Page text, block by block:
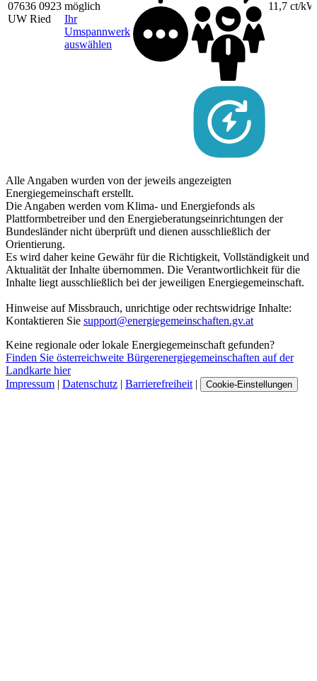
07636 0923
UW Ried
möglich
Ihr
Umspannwerk
auswählen
11,7 ct/
Alle Angaben wurden von der jeweils angezeigten
Energiegemeinschaft erstellt.
Die Angaben werden vom Klima- und Energiefonds als
Plattformbetreiber und den Energieberatungseinrichtungen der
Bundesländer nicht überprüft und dienen ausschließlich der
Orientierung.
Es wird daher keine Gewähr für die Richtigkeit, Vollständigkeit und
Aktualität der Inhalte übernommen. Die Verantwortlichkeit für die
Inhalte liegt ausschließlich bei der jeweiligen Energiegemeinschaft.
Hinweise auf Missbrauch, unrichtige oder rechtswidrige Inhalte:
Kontaktieren Sie support@energiegemeinschaften.gv.at
Keine regionale oder lokale Energiegemeinschaft gefunden?
Finden Sie österreichweite Bürgerenergiegemeinschaften auf der
Landkarte hier
Impressum | Datenschutz | Barrierefreiheit | Cookie-Einstellungen